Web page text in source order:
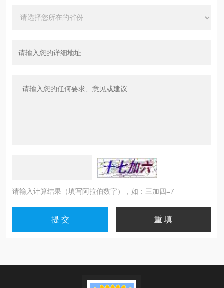
请输入计算结果（填写阿拉伯数字），如：三加四=7